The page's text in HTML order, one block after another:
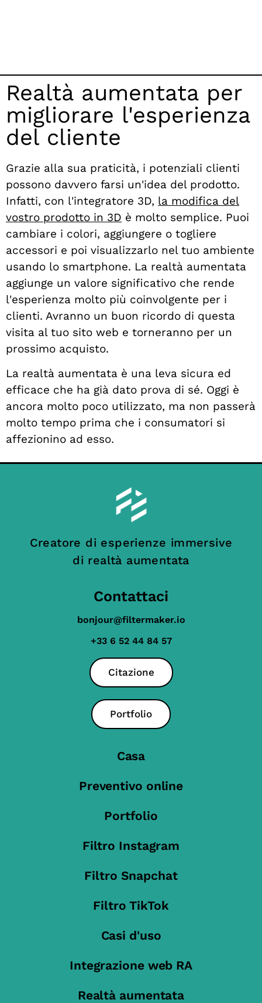
Realtà aumentata per
migliorare l'esperienza
del cliente
Grazie alla sua praticità, i potenziali clienti
possono davvero farsi un'idea del prodotto.
Infatti, con l'integratore 3D, la modifica del
vostro prodotto in 3D è molto semplice. Puoi
cambiare i colori, aggiungere o togliere
accessori e poi visualizzarlo nel tuo ambiente
usando lo smartphone. La realtà aumentata
aggiunge un valore significativo che rende
l'esperienza molto più coinvolgente per i
clienti. Avranno un buon ricordo di questa
visita al tuo sito web e torneranno per un
prossimo acquisto.
La realtà aumentata è una leva sicura ed
efficace che ha già dato prova di sé. Oggi è
ancora molto poco utilizzato, ma non passerà
molto tempo prima che i consumatori si
affezionino ad esso.
Creatore di esperienze immersive
di realtà aumentata
Contattaci
bonjour@filtermaker.io
+33 6 52 44 84 57
Citazione
Portfolio
Casa
Preventivo online
Portfolio
Filtro Instagram
Filtro Snapchat
Filtro TikTok
Casi d'uso
Integrazione web RA
Realtà aumentata